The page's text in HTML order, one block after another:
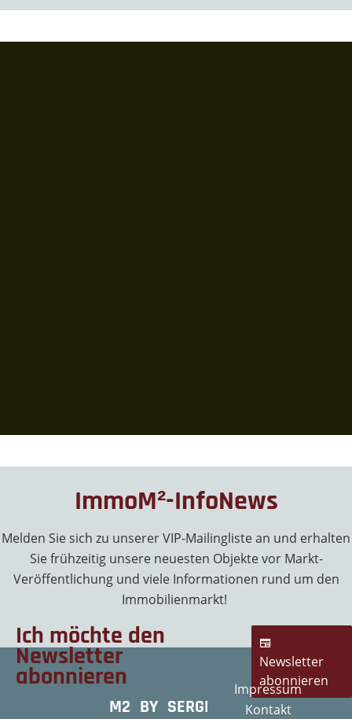
ImmoM²-InfoNews
Melden Sie sich zu unserer VIP-Mailingliste an und erhalten
Sie frühzeitig unsere neuesten Objekte vor Markt-
Veröffentlichung und viele Informationen rund um den
Immobilienmarkt!
Ich möchte den
Newsletter
abonnieren
Newsletter
abonnieren
M2 BY SERGE
Impressum
Kontakt